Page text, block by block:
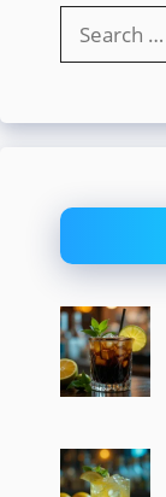
for: